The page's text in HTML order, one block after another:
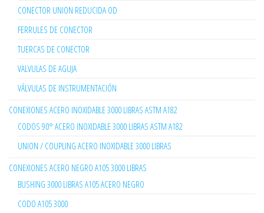
CONECTOR UNION REDUCIDA OD
FERRULES DE CONECTOR
TUERCAS DE CONECTOR
VALVULAS DE AGUJA
VÁLVULAS DE INSTRUMENTACIÓN
CONEXIONES ACERO INOXIDABLE 3000 LIBRAS ASTM A182
CODOS 90° ACERO INOXIDABLE 3000 LIBRAS ASTM A182
UNION / COUPLING ACERO INOXIDABLE 3000 LIBRAS
CONEXIONES ACERO NEGRO A105 3000 LIBRAS
BUSHING 3000 LIBRAS A105 ACERO NEGRO
CODO A105 3000